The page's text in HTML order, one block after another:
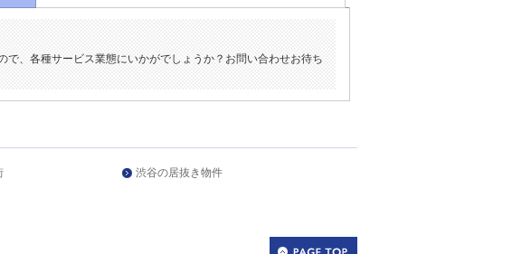
、各種サービス業態にいかがでしょうか？お問い合わせお待ち
渋谷の居抜き物件